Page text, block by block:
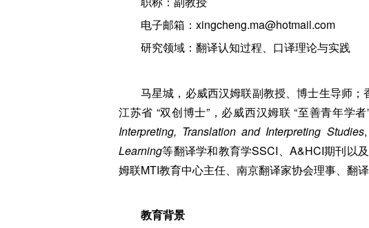
电子邮箱：xingcheng.ma@hotmail.com
研究领域：翻译认知过程、口译理论与实践
马星城，必威西汉姆联副教授、博士生导师
江苏省 “双创博士”，必威西汉姆联 “至善青年学
Interpreting, Translation and Interpreting Studies,
Learning等翻译学和教育学SSCI、A&HCI期刊以
姆联MTI教育中心主任、南京翻译家协会理事、翻
教育背景